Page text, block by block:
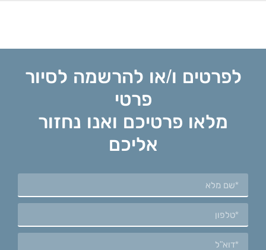
לפרטים ו/או להרשמה לסיור
פרטי
מלאו פרטיכם ואנו נחזור
אליכם